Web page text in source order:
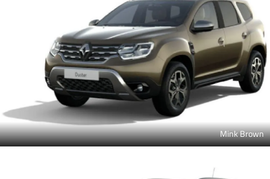
Mink Brown